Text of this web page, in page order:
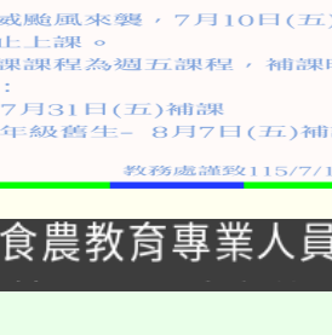
活教案入校路
農教育專業人
期間理賠案件